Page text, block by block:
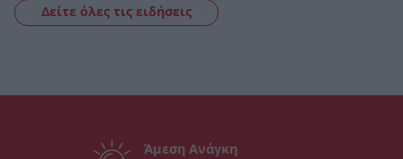
Δείτε όλες τις ειδήσεις
Άμεση Ανάγκη